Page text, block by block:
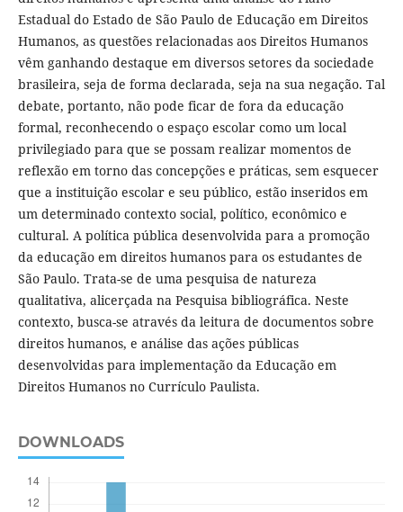
Estadual do Estado de São Paulo de Educação em Direitos
Humanos, as questões relacionadas aos Direitos Humanos
vêm ganhando destaque em diversos setores da sociedade
brasileira, seja de forma declarada, seja na sua negação. Tal
debate, portanto, não pode ficar de fora da educação
formal, reconhecendo o espaço escolar como um local
privilegiado para que se possam realizar momentos de
reflexão em torno das concepções e práticas, sem esquecer
que a instituição escolar e seu público, estão inseridos em
um determinado contexto social, político, econômico e
cultural. A política pública desenvolvida para a promoção
da educação em direitos humanos para os estudantes de
São Paulo. Trata-se de uma pesquisa de natureza
qualitativa, alicerçada na Pesquisa bibliográfica. Neste
contexto, busca-se através da leitura de documentos sobre
direitos humanos, e análise das ações públicas
desenvolvidas para implementação da Educação em
Direitos Humanos no Currículo Paulista.
DOWNLOADS